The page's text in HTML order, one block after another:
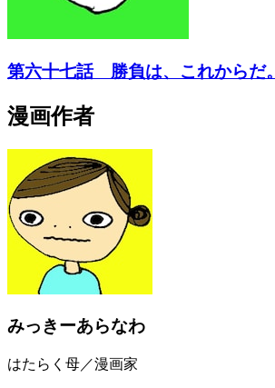
第六十七話 勝負は、これからだ。
漫画作者
みっきーあらなわ
はたらく母／漫画家